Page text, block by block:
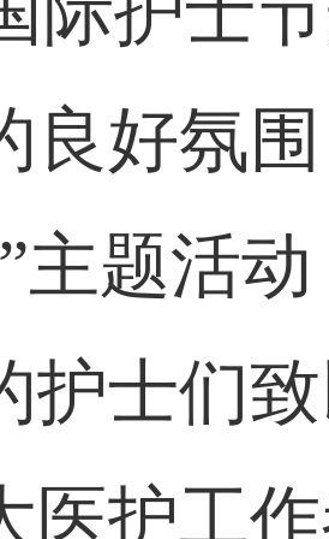
良好氛
主题活动
护士们
医护工